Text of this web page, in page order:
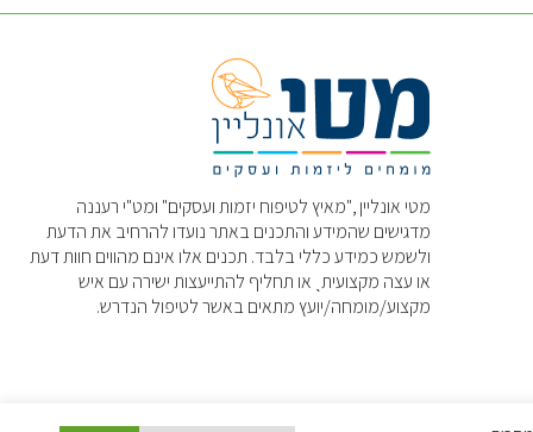
מטי אונליין ,"מאיץ לטיפוח יזמות ועסקים" ומט"י רעננה
מדגישים שהמידע והתכנים באתר נועדו להרחיב את הדעת
ולשמש כמידע כללי בלבד. תכנים אלו אינם מהווים חוות דעת
או עצה מקצועיתˎ או תחליף להתייעצות ישירה עם איש
מקצוע/מומחה/יועץ מתאים באשר לטיפול הנדרש.